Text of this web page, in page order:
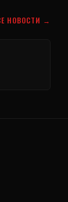
НОВОСТИ →